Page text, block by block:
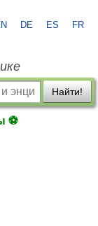
DE ES FR
Найти!
⚽